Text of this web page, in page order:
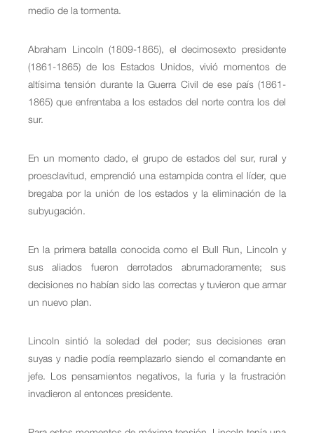
medio de la tormenta.
Abraham Lincoln (1809-1865), el decimosexto presidente
(1861-1865) de los Estados Unidos, vivió momentos de
altísima tensión durante la Guerra Civil de ese país (1861-
1865) que enfrentaba a los estados del norte contra los del
sur.
En un momento dado, el grupo de estados del sur, rural y
proesclavitud, emprendió una estampida contra el líder, que
bregaba por la unión de los estados y la eliminación de la
subyugación.
En la primera batalla conocida como el Bull Run, Lincoln y
sus aliados fueron derrotados abrumadoramente; sus
decisiones no habían sido las correctas y tuvieron que armar
un nuevo plan.
Lincoln sintió la soledad del poder; sus decisiones eran
suyas y nadie podía reemplazarlo siendo el comandante en
jefe. Los pensamientos negativos, la furia y la frustración
invadieron al entonces presidente.